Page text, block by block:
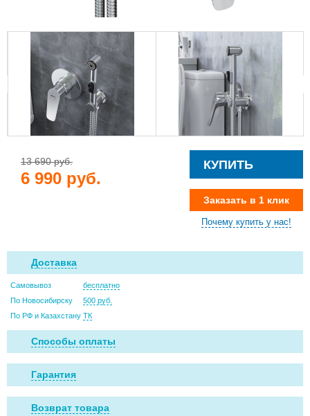
13 690 руб.
6 990 руб.
КУПИТЬ
Заказать в 1 клик
Почему купить у нас!
Доставка
Самовывоз
бесплатно
По Новосибирску
500 руб.
По РФ и Казахстану ТК
Способы оплаты
Гарантия
Возврат товара